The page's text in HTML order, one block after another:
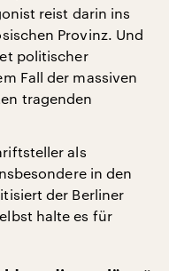
reist darin ins
Provinz. Und
politischer
Fall der massiven
tragenden
als
in den
der Berliner
halte es für